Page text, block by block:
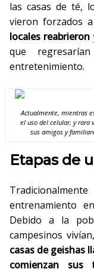
las casas de té,
vieron forzados
locales reabrieron
que
entretenimiento.
Actualmente, mientras
el uso del celular, y rara
sus amigos y
Etapas de
entrenamiento
Debido a la
campesinos vivían,
casas de geishas
comienzan sus